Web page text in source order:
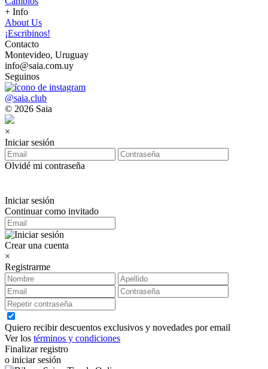
+ Info
About Us
¡Escribinos!
Contacto
Montevideo, Uruguay
info@saia.com.uy
Seguinos
@saia.club
© 2026 Saia
×
Iniciar sesión
Olvidé mi contraseña
Iniciar sesión
Continuar como invitado
Crear una cuenta
×
Registrarme
Quiero recibir descuentos exclusivos y novedades por email
Ver los términos y condiciones
Finalizar registro
o iniciar sesión